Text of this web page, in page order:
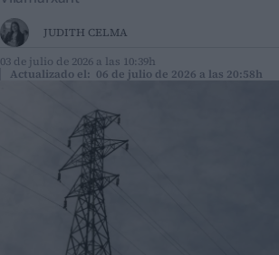
JUDITH CELMA
03 de julio de 2026 a las 10:39h
Actualizado el: 06 de julio de 2026 a las 20:58h